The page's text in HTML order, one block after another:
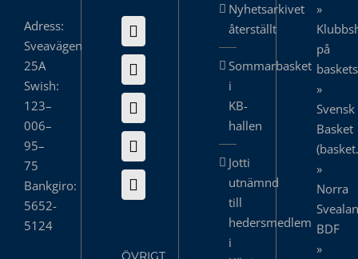
Adress:
Sveavägen
25A
Swish:
123–
006–
95–
75
Bankgiro:
5652-
5124
ÖVRIGT
Nyhetsarkivet
återställt
Sommarbasket
i
KB-
hallen
Jotti
utnämnd
till
hedersmedlem
i
»
på
»
Svensk
Basket
»
Norra
BDF
»